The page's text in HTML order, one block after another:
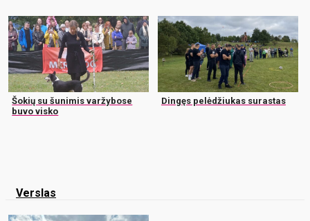
Šokių su šunimis varžybose
buvo visko
Dingęs pelėdžiukas surastas
Verslas